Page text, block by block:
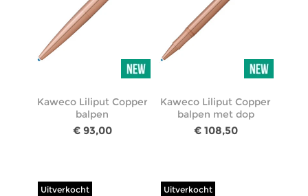
Kaweco Liliput Copper
balpen
€ 93,00
Kaweco Liliput Copper
balpen met dop
€ 108,50
Uitverkocht Uitverkocht